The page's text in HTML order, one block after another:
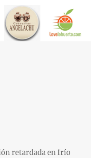
retardada en frío